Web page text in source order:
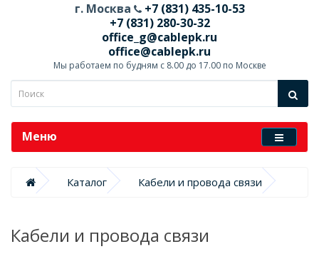
г. Москва
+7 (831) 435-10-53
+7 (831) 280-30-32
office_g@cablepk.ru
office@cablepk.ru
Мы работаем по будням с 8.00 до 17.00 по Москве
Меню
Каталог Кабели и провода связи
Кабели и провода связи